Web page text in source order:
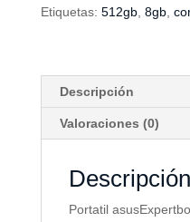
Etiquetas: 512gb, 8gb,
Descripción
Valoraciones (0)
Descripción
Portatil